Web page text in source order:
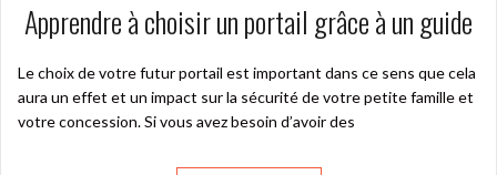
Apprendre à choisir un portail grâce à un guide
Le choix de votre futur portail est important dans ce sens que cela
aura un effet et un impact sur la sécurité de votre petite famille et
votre concession. Si vous avez besoin d’avoir des